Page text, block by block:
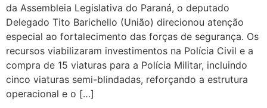
da Assembleia Legislativa do Paraná, o deputado
Delegado Tito Barichello (União) direcionou atenção
especial ao fortalecimento das forças de segurança. Os
recursos viabilizaram investimentos na Polícia Civil e a
compra de 15 viaturas para a Polícia Militar, incluindo
cinco viaturas semi-blindadas, reforçando a estrutura
operacional e o […]